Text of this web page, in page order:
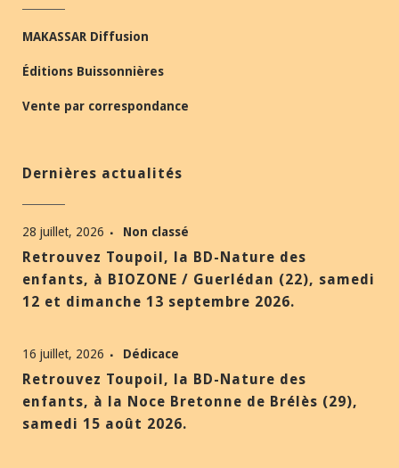
MAKASSAR Diffusion
Éditions Buissonnières
Vente par correspondance
Dernières actualités
28 juillet, 2026 Non classé
Retrouvez Toupoil, la BD-Nature des
enfants, à BIOZONE / Guerlédan (22), samedi
12 et dimanche 13 septembre 2026.
16 juillet, 2026 Dédicace
Retrouvez Toupoil, la BD-Nature des
enfants, à la Noce Bretonne de Brélès (29),
samedi 15 août 2026.